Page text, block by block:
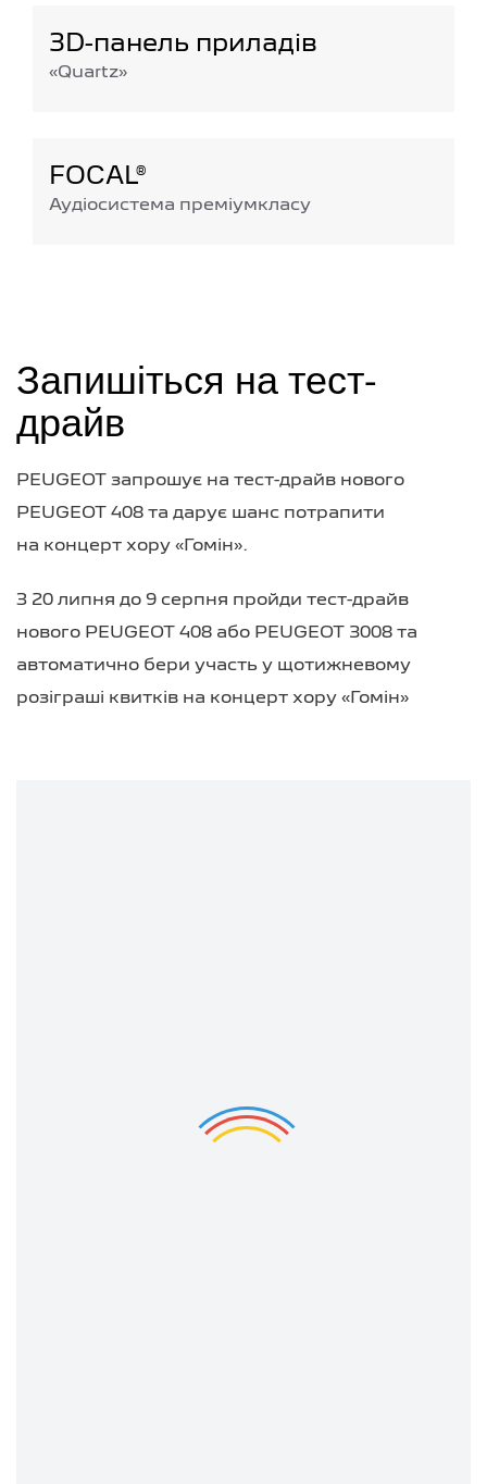
3D-панель приладів
«Quartz»
FOCAL®
Аудіосистема преміумкласу
Запишіться на тест-
драйв
PEUGEOT запрошує на тест-драйв нового
PEUGEOT 408 та дарує шанс потрапити
на концерт хору «Гомін».
З 20 липня до 9 серпня пройди тест-драйв
нового PEUGEOT 408 або PEUGEOT 3008 та
автоматично бери участь у щотижневому
розіграші квитків на концерт хору «Гомін»